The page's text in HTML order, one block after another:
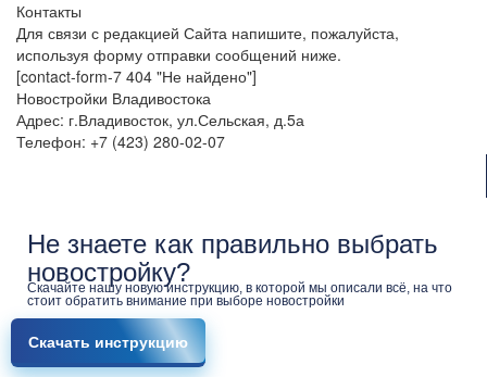
Контакты
Для связи с редакцией Сайта напишите, пожалуйста,
используя форму отправки сообщений ниже.
[contact-form-7 404 "Не найдено"]
Новостройки Владивостока
Адрес: г.Владивосток, ул.Сельская, д.5а
Телефон: +7 (423) 280-02-07
Не знаете как правильно выбрать
новостройку?
Скачайте нашу новую инструкцию, в которой мы описали всё, на что
стоит обратить внимание при выборе новостройки
Скачать инструкцию